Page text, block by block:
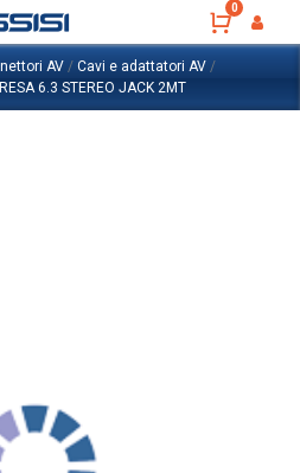
0
AV / Cavi e adattatori AV /
6.3 STEREO JACK 2MT